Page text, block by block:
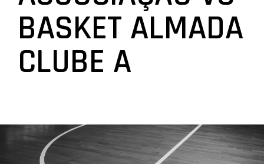
AGENTES
AGENDA
SELEÇÕES
MINIBASQUETE
LIGA BETCLIC MASCULINA
LIGA BETCLIC FEMININA
BASKET ALMADA
CLUBE A